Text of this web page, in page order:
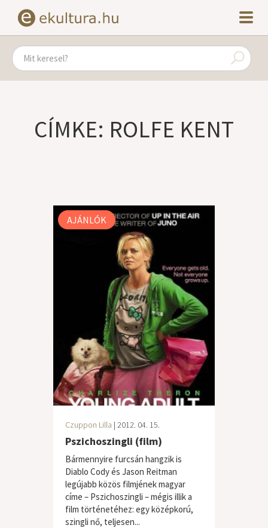
CÍMKE: ROLFE KENT
AJÁNLÓK
Czuppon Lilla | 2012. 04. 15.
Pszichoszingli (film)
Bármennyire furcsán hangzik is
Diablo Cody és Jason Reitman
legújabb közös filmjének magyar
címe – Pszichoszingli – mégis illik a
film történetéhez: egy középkorú,
szingli nő, teljesen...